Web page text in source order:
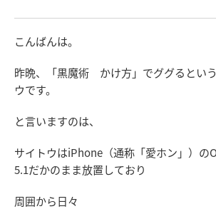
こんばんは。
昨晩、「黒魔術 かけ方」でググるとい
ウです。
と言いますのは、
サイトウはiPhone（通称「愛ホン」）の
5.1だかのまま放置しており
周囲から日々